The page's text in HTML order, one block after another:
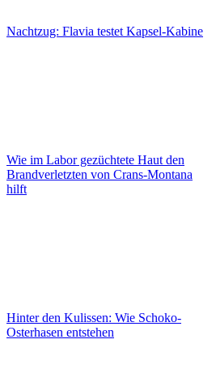
Nachtzug: Flavia testet Kapsel-Kabine
Wie im Labor gezüchtete Haut den
Brandverletzten von Crans-Montana
hilft
Hinter den Kulissen: Wie Schoko-
Osterhasen entstehen